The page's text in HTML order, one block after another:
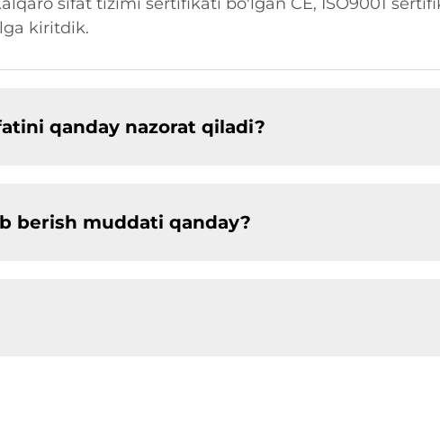
kiritdik.
qanday nazorat qiladi?
berish muddati qanday?